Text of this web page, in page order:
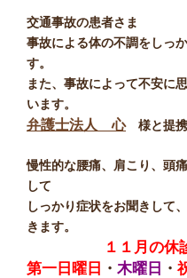
交通事故の患者さま
事故による体の不調をしっ
す。
また、事故によって不安に
います。
弁護士法人 心様と提携
慢性的な腰痛、肩こり、頭
して
しっかり症状をお聞きして
きます。
１１月の休
第一日曜日 ・ 木曜日 ・